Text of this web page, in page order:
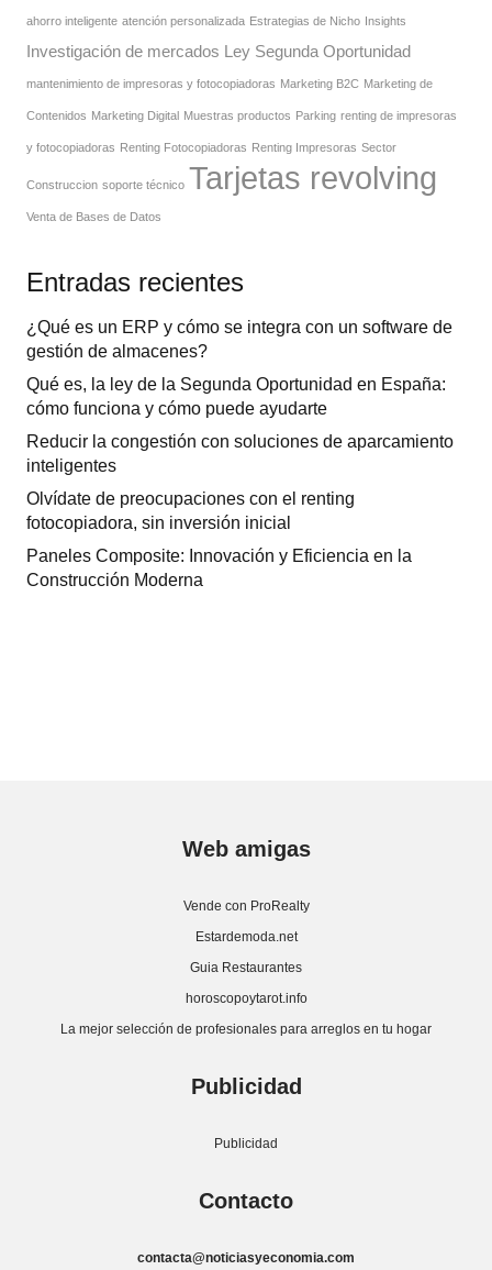
ahorro inteligente atención personalizada Estrategias de Nicho Insights
Investigación de mercados Ley Segunda Oportunidad
mantenimiento de impresoras y fotocopiadoras Marketing B2C Marketing de
Contenidos Marketing Digital Muestras productos Parking renting de impresoras
y fotocopiadoras Renting Fotocopiadoras Renting Impresoras Sector
Construccion soporte técnico Tarjetas revolving
Venta de Bases de Datos
Entradas recientes
¿Qué es un ERP y cómo se integra con un software de
gestión de almacenes?
Qué es, la ley de la Segunda Oportunidad en España:
cómo funciona y cómo puede ayudarte
Reducir la congestión con soluciones de aparcamiento
inteligentes
Olvídate de preocupaciones con el renting
fotocopiadora, sin inversión inicial
Paneles Composite: Innovación y Eficiencia en la
Construcción Moderna
Web amigas
Vende con ProRealty
Estardemoda.net
Guia Restaurantes
horoscopoytarot.info
La mejor selección de profesionales para arreglos en tu hogar
Publicidad
Publicidad
Contacto
contacta@noticiasyeconomia.com